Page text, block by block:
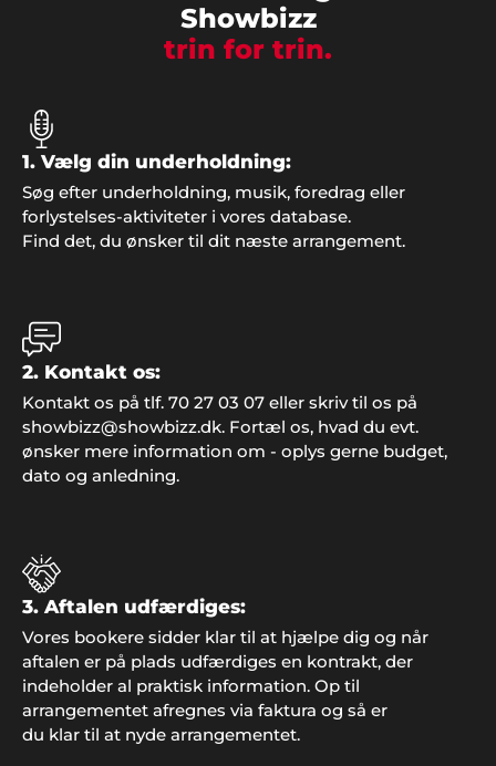
gode input til underholdningen, som blev helt i
top".
Peter, Åbenrå
"Hvis vi en anden gang får brug for gode ideer og
hit takket være god underholdning og musik, der
satte stemningen fra starten.
Sonja & Torsten, Holbæk
"Det er måske kun 1 gang i livet, man holder sådan
en fest og så er det jo dejligt, at alting er i orden
Showbizz
trin for trin.
1. Vælg din underholdning:
Søg efter underholdning, musik, foredrag eller
forlystelses-aktiviteter i vores database.
Find det, du ønsker til dit næste arrangement.
2. Kontakt os:
Kontakt os på tlf. 70 27 03 07 eller skriv til os på
showbizz@showbizz.dk. Fortæl os, hvad du evt.
ønsker mere information om - oplys gerne budget,
dato og anledning.
3. Aftalen udfærdiges:
Vores bookere sidder klar til at hjælpe dig og når
aftalen er på plads udfærdiges en kontrakt, der
indeholder al praktisk information. Op til
arrangementet afregnes via faktura og så er
du klar til at nyde arrangementet.